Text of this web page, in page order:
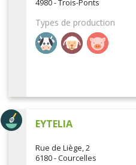
4980 - Trois-Ponts
Types de production
EYTELIA
Rue de Liège, 2
6180 - Courcelles